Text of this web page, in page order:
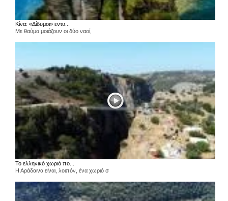
Κίνα: «Δίδυμοι» εντυ...
Με θαύμα μοιάζουν οι δύο ναοί,
Το ελληνικό χωριό πο...
Η Αράδαινα είναι, λοιπόν, ένα χωριό σ